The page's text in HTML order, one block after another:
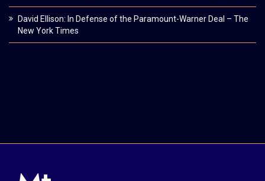
David Ellison: In Defense of the Paramount-Warner Deal – The
New York Times